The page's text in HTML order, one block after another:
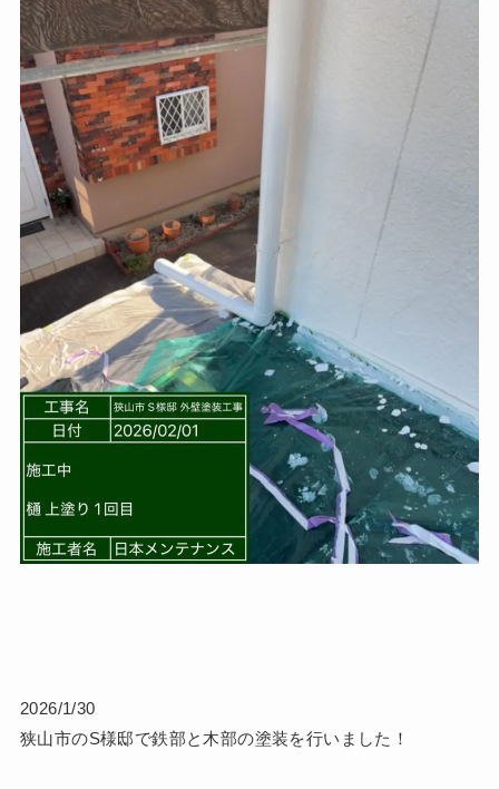
2026/1/30
狭山市のS様邸で鉄部と木部の塗装を行いました！